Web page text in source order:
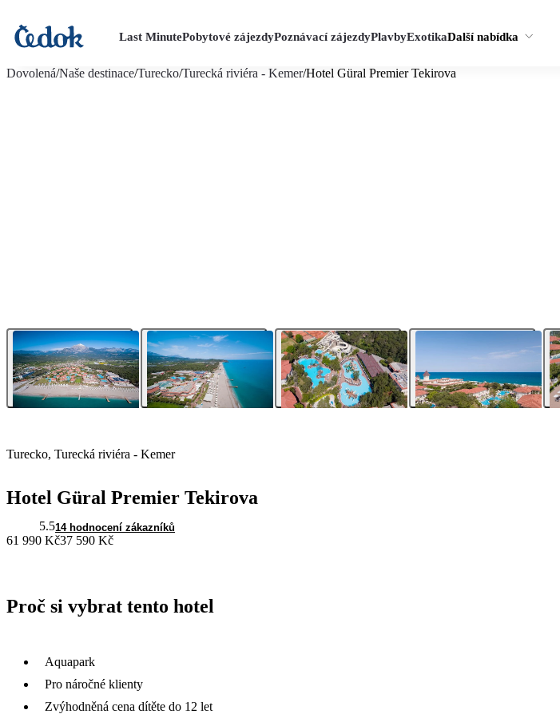
Last MinutePobytové zájezdyPoznávací zájezdyPlavbyExotikaDalší nabídka
Dovolená/Naše destinace/Turecko/Turecká riviéra - Kemer/Hotel Güral Premier Tekirova
Turecko, Turecká riviéra - Kemer
Hotel Güral Premier Tekirova
5.514 hodnocení zákazníků
61 990 Kč37 590 Kč
Proč si vybrat tento hotel
Aquapark
Pro náročné klienty
Zvýhodněná cena dítěte do 12 let